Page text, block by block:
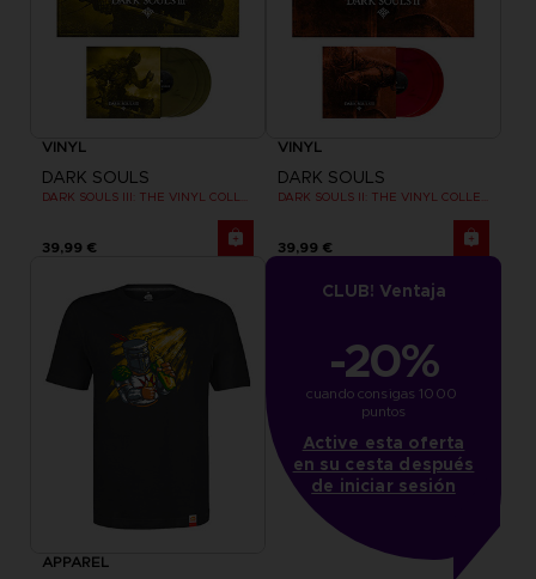
VINYL
DARK SOULS
39,99 €
VINYL
DARK SOULS
39,99 €
APPAREL
CLUB! Ventaja
-20%
cuando consigas 1000
puntos
Active esta oferta
en su cesta después
de iniciar sesión